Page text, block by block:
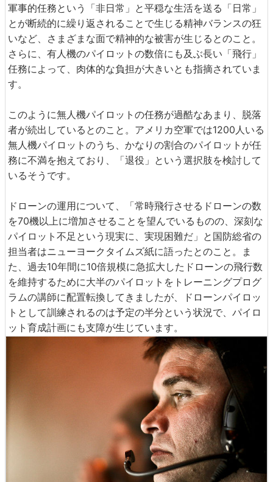
軍事的任務という「非日常」と平穏な生活を送る「日常」
とが断続的に繰り返されることで生じる精神バランスの狂
いなど、さまざまな面で精神的な被害が生じるとのこと。
さらに、有人機のパイロットの数倍にも及ぶ長い「飛行」
任務によって、肉体的な負担が大きいとも指摘されていま
す。
このように無人機パイロットの任務が過酷なあまり、脱落
者が続出しているとのこと。アメリカ空軍では1200人いる
無人機パイロットのうち、かなりの割合のパイロットが任
務に不満を抱えており、「退役」という選択肢を検討して
いるそうです。
ドローンの運用について、「常時飛行させるドローンの数
を70機以上に増加させることを望んでいるものの、深刻な
パイロット不足という現実に、実現困難だ」と国防総省の
担当者はニューヨークタイムズ紙に語ったとのこと。ま
た、過去10年間に10倍規模に急拡大したドローンの飛行数
を維持するために大半のパイロットをトレーニングプログ
ラムの講師に配置転換してきましたが、ドローンパイロッ
トとして訓練されるのは予定の半分という状況で、パイロ
ット育成計画にも支障が生じています。